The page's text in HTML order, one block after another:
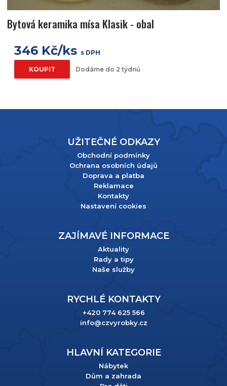
Bytová keramika mísa Klasik - obal
346 Kč/ks s DPH
KOUPIT Dodáme do 2 týdnů
UŽITEČNÉ ODKAZY
Obchodní podmínky
Ochrana osobních údajů
Doprava a platba
Reklamace
Kontakty
Nastavení cookies
ZAJÍMAVÉ INFORMACE
Aktuality
Rady a tipy
Naše služby
RYCHLÉ KONTAKTY
+420 774 625 566
info@czvyrobky.cz
HLAVNÍ KATEGORIE
Nábytek
Dům a zahrada